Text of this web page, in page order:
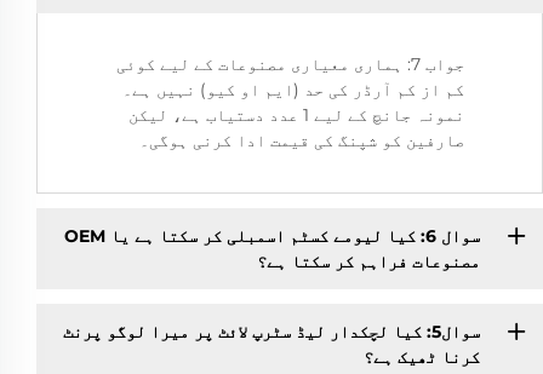
جواب 7: ہماری معیاری مصنوعات کے لیے کوئی
کم از کم آرڈر کی حد (ایم او کیو) نہیں ہے۔
نمونہ جانچ کے لیے 1 عدد دستیاب ہے، لیکن
صارفین کو شپنگ کی قیمت ادا کرنی ہوگی۔
سوال 6: کیا لیومے کسٹم اسمبلی کر سکتا ہے یا OEM
مصنوعات فراہم کر سکتا ہے؟
سوال5: کیا لچکدار لیڈ سٹرپ لائٹ پر میرا لوگو پرنٹ
کرنا ٹھیک ہے؟